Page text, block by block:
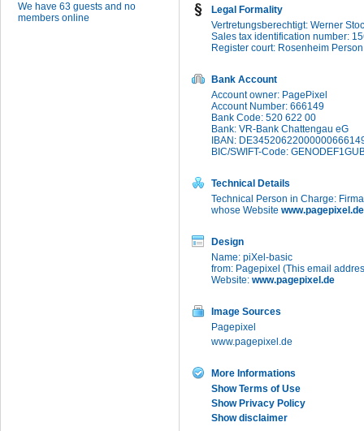
We have 63 guests and no
members online
Legal Formality
Vertretungsberechtigt: Werner
Sales tax identification number:
Register court: Rosenheim
Bank Account
Account owner: PagePixel
Account Number: 666149
Bank Code: 520 622 00
Bank: VR-Bank Chattengau eG
IBAN:
BIC/SWIFT-Code:
Technical Details
Technical Person in Charge:
whose Website www.pagepixel.de
Design
Name: piXel-basic
from: Pagepixel (This email
Website: www.pagepixel.de
Image Sources
Pagepixel
www.pagepixel.de
More Informations
Show Terms of Use
Show Privacy Policy
Show disclaimer